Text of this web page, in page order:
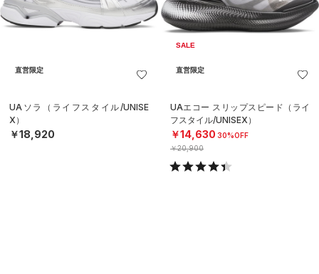
直営限定
UAソラ（ライフスタイル/UNISE
X）
￥18,920
SALE
直営限定
UAエコー スリップスピード（ライ
フスタイル/UNISEX）
￥14,630 30%OFF
￥20,900